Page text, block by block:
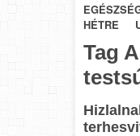
HÉTRE
Tag